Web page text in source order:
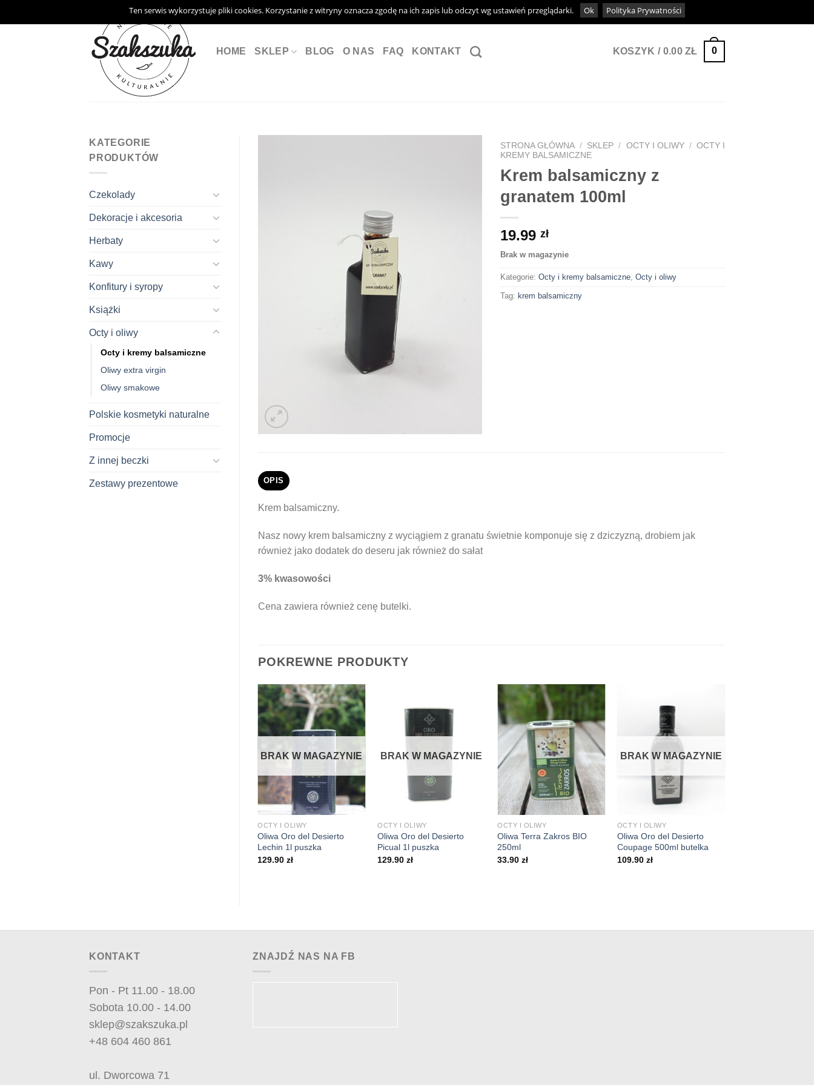
to
HOME
SKLEP BLOG O NAS FAQ KONTAKT KOSZYK / 0.00ZŁ 0
KATEGORIE
PRODUKTÓW
Czekolady
Dekoracje i akcesoria
Herbaty
Kawy
Konfitury i syropy
Książki
Octy i oliwy
Octy i kremy balsamiczne
Oliwy extra virgin
Oliwy smakowe
Polskie kosmetyki naturalne
Promocje
Z innej beczki
Zestawy prezentowe
STRONA GŁÓWNA / SKLEP / OCTY I OLIWY / OCTY I
KREMY BALSAMICZNE
Krem balsamiczny z
granatem 100ml
19.99zł
Brak w magazynie
Kategorie:Octy i kremy balsamiczne ,Octy i oliwy
Tag:krem balsamiczny
OPIS
Krem balsamiczny.
Nasz nowy krem balsamiczny z wyciągiem z granatu świetnie komponuje się z dziczyzną, drobiem jak
również jako dodatek do deseru jak również do sałat
3% kwasowości
Cena zawiera również cenę butelki.
POKREWNE PRODUKTY
+
BRAK W MAGAZYNIE
OCTY I OLIWY
Oliwa Oro del Desierto
Lechin 1l puszka
129.90zł
BRAK W MAGAZYNIE
OCTY I OLIWY
Oliwa Oro del Desierto
Picual 1l puszka
129.90zł
+
OCTY I OLIWY
Oliwa Terra Zakros BIO
250ml
33.90zł
BRAK W MAGAZYNIE
OCTY I OLIWY
Oliwa Oro del Desierto
Coupage 500ml butelka
109.90 zł
KONTAKT
Pon - Pt 11.00 - 18.00
Sobota 10.00 - 14.00
sklep@szakszuka.pl
+48 604 460 861
ul. Dworcowa 71
ZNAJDŹ NAS NA FB
Ten serwis wykorzystuje pliki cookies. Korzystanie z witryny oznacza zgodę na ich zapis lub odczyt wg ustawień przeglądarki. Ok Polityka Prywatności